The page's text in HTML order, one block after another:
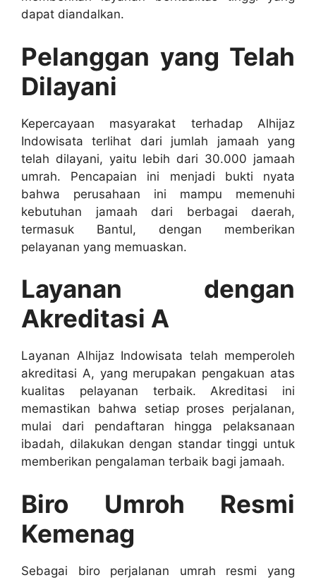
dapat diandalkan.
Pelanggan yang Telah
Dilayani
Kepercayaan masyarakat terhadap Alhijaz
Indowisata terlihat dari jumlah jamaah yang
telah dilayani, yaitu lebih dari 30.000 jamaah
umrah. Pencapaian ini menjadi bukti nyata
bahwa perusahaan ini mampu memenuhi
kebutuhan jamaah dari berbagai daerah,
termasuk Bantul, dengan memberikan
pelayanan yang memuaskan.
Layanan dengan
Akreditasi A
Layanan Alhijaz Indowisata telah memperoleh
akreditasi A, yang merupakan pengakuan atas
kualitas pelayanan terbaik. Akreditasi ini
memastikan bahwa setiap proses perjalanan,
mulai dari pendaftaran hingga pelaksanaan
ibadah, dilakukan dengan standar tinggi untuk
memberikan pengalaman terbaik bagi jamaah.
Biro Umroh Resmi
Kemenag
Sebagai biro perjalanan umrah resmi yang